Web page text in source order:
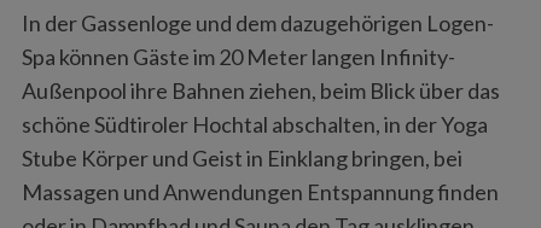
In der Gassenloge und dem dazugehörigen Logen-
Spa können Gäste im 20 Meter langen Infinity-
Außenpool ihre Bahnen ziehen, beim Blick über das
schöne Südtiroler Hochtal abschalten, in der Yoga
Stube Körper und Geist in Einklang bringen, bei
Massagen und Anwendungen Entspannung finden